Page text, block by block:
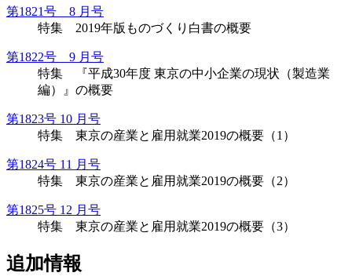
第1821号 8 月号
特集 2019年版ものづくり白書の概要
第1822号 9 月号
特集 『平成30年度 東京の中小企業の現状（製造業
編）』の概要
第1823号 10 月号
特集 東京の産業と雇用就業2019の概要（1）
第1824号 11 月号
特集 東京の産業と雇用就業2019の概要（2）
第1825号 12 月号
特集 東京の産業と雇用就業2019の概要（3）
追加情報